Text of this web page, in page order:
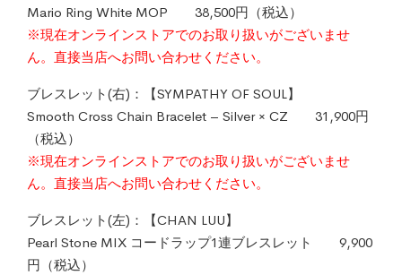
Mario Ring White MOP 38,500円（税込）
※現在オンラインストアでのお取り扱いがございませ
ん。直接当店へお問い合わせください。
ブレスレット(右)：【SYMPATHY OF SOUL】
Smooth Cross Chain Bracelet – Silver × CZ 31,900円
（税込）
※現在オンラインストアでのお取り扱いがございませ
ん。直接当店へお問い合わせください。
ブレスレット(左)：【CHAN LUU】
Pearl Stone MIX コードラップ1連ブレスレット 9,900
円（税込）